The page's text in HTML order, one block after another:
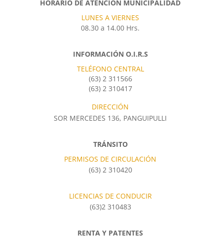
HORARIO DE ATENCIÓN MUNICIPALIDAD
LUNES A VIERNES
08.30 a 14.00 Hrs.
INFORMACIÓN O.I.R.S
TELÉFONO CENTRAL
(63) 2 311566
(63) 2 310417
DIRECCIÓN
SOR MERCEDES 136, PANGUIPULLI
TRÁNSITO
PERMISOS DE CIRCULACIÓN
(63) 2 310420
LICENCIAS DE CONDUCIR
(63)2 310483
RENTA Y PATENTES